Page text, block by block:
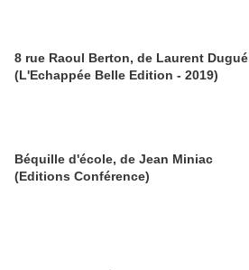
8 rue Raoul Berton, de Laurent Dugué
(L'Echappée Belle Edition - 2019)
Béquille d'école, de Jean Miniac
(Editions Conférence)